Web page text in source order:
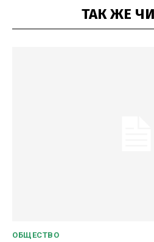
ТАК ЖЕ
ОБЩЕСТВО